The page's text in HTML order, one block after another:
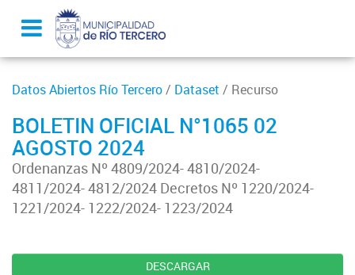
Datos Abiertos Río Tercero/ Dataset / Recurso
BOLETIN OFICIAL N°1065 02
AGOSTO 2024
Ordenanzas Nº 4809/2024- 4810/2024-
4811/2024- 4812/2024 Decretos Nº 1220/2024-
1221/2024- 1222/2024- 1223/2024
DESCARGAR